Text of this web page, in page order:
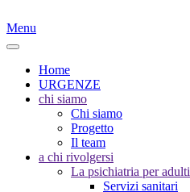
Menu
Home
URGENZE
chi siamo
Chi siamo
Progetto
Il team
a chi rivolgersi
La psichiatria per adulti
Servizi sanitari